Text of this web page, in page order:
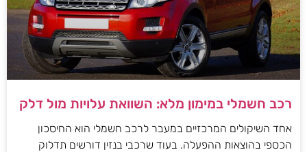
רכב חשמלי במימון מלא: השוואת עלויות מול דלק
אחד השיקולים המרכזיים במעבר לרכב חשמלי הוא החיסכון
הכספי בהוצאות ההפעלה. בעוד שרכבי בנזין דורשים תדלוק